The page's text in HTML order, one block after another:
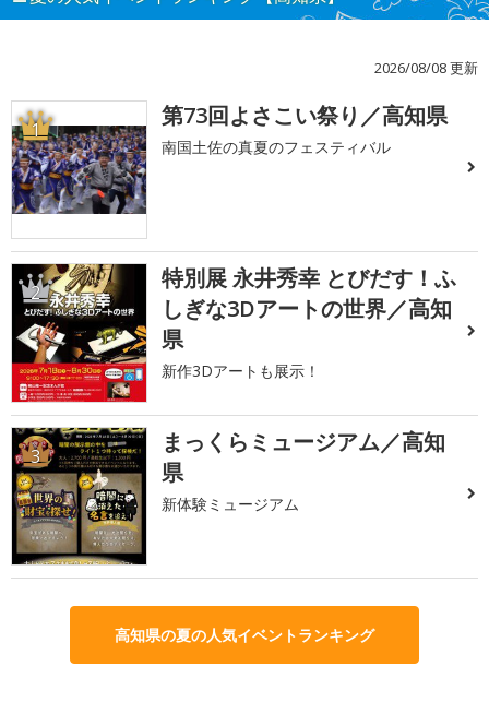
2026/08/08 更新
1 第73回よさこい祭り／高知県
南国土佐の真夏のフェスティバル
2
特別展 永井秀幸 とびだす！ふ
しぎな3Dアートの世界／高知
県
新作3Dアートも展示！
3
まっくらミュージアム／高知
県
新体験ミュージアム
高知県の夏の人気イベントランキング